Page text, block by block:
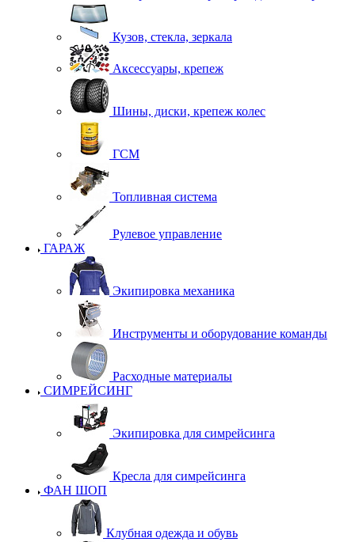
Кузов, стекла, зеркала
Аксессуары, крепеж
Шины, диски, крепеж колес
ГСМ
Топливная система
Рулевое управление
ГАРАЖ
Экипировка механика
Инструменты и оборудование команды
Расходные материалы
СИМРЕЙСИНГ
Экипировка для симрейсинга
Кресла для симрейсинга
ФАН ШОП
Клубная одежда и обувь